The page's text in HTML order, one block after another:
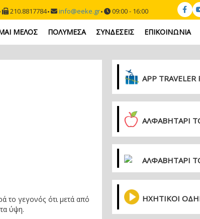
210.8817784 info@eeke.gr 09:00 - 16:00
ΜΕΛΟΣ ΠΟΛΥΜΕΣΑ ΣΥΝΔΕΣΕΙΣ ΕΠΙΚΟΙΝΩΝΙΑ
το γεγονός ότι μετά από
ύψη.
APP TRAVELER
ΑΛΦΑΒΗΤΑΡΙ
ΑΛΦΑΒΗΤΑΡΙ
ΗΧΗΤΙΚΟΙ